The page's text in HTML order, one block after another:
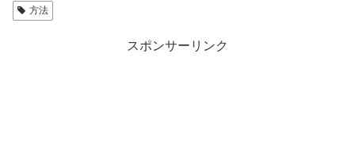
方法
スポンサーリンク